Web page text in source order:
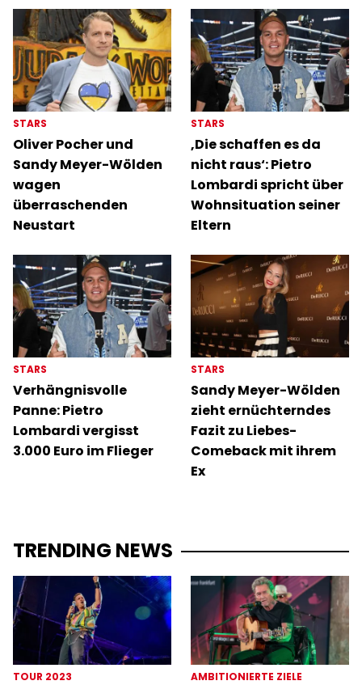
STARS
Oliver Pocher und
Sandy Meyer-Wölden
wagen
überraschenden
Neustart
STARS
‚Die schaffen es da
nicht raus‘: Pietro
Lombardi spricht über
Wohnsituation seiner
Eltern
STARS
Verhängnisvolle
Panne: Pietro
Lombardi vergisst
3.000 Euro im Flieger
STARS
Sandy Meyer-Wölden
zieht ernüchterndes
Fazit zu Liebes-
Comeback mit ihrem
Ex
TRENDING NEWS
TOUR 2023 AMBITIONIERTE ZIELE